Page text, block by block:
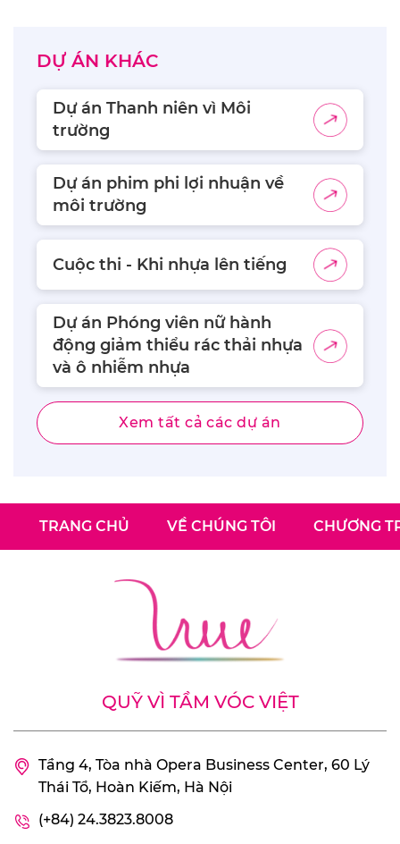
DỰ ÁN KHÁC
Dự án Thanh niên vì Môi
trường
Dự án phim phi lợi nhuận về
môi trường
Cuộc thi - Khi nhựa lên tiếng
Dự án Phóng viên nữ hành
động giảm thiểu rác thải nhựa
và ô nhiễm nhựa
Xem tất cả các dự án
TRANG CHỦ VỀ CHÚNG TÔI CHƯƠNG
QUỸ VÌ TẦM VÓC VIỆT
Tầng 4, Tòa nhà Opera Business Center, 60 Lý
Thái Tổ, Hoàn Kiếm, Hà Nội
(+84) 24.3823.8008